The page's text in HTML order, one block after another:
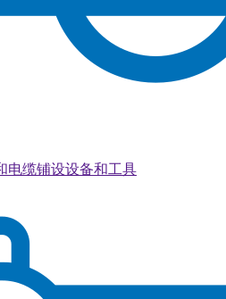
电缆铺设设备和工具